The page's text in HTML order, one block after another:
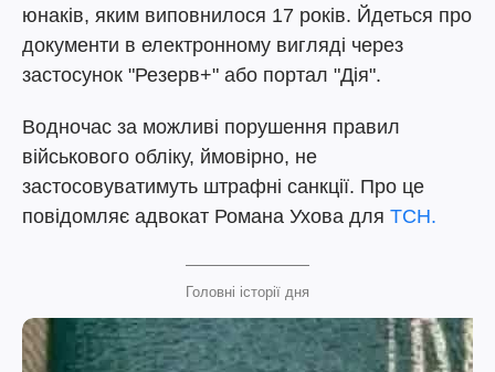
юнаків, яким виповнилося 17 років. Йдеться про
документи в електронному вигляді через
застосунок "Резерв+" або портал "Дія".
Водночас за можливі порушення правил
військового обліку, ймовірно, не
застосовуватимуть штрафні санкції. Про це
повідомляє адвокат Романа Ухова для ТСН.
Головні історії дня